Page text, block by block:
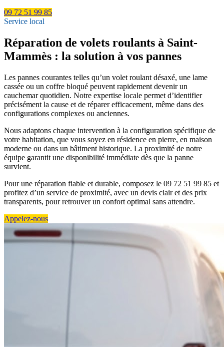
09 72 51 99 85
Service local
Réparation de volets roulants à Saint-
Mammès : la solution à vos pannes
Les pannes courantes telles qu’un volet roulant désaxé, une lame
cassée ou un coffre bloqué peuvent rapidement devenir un
cauchemar quotidien. Notre expertise locale permet d’identifier
précisément la cause et de réparer efficacement, même dans des
configurations complexes ou anciennes.
Nous adaptons chaque intervention à la configuration spécifique de
votre habitation, que vous soyez en résidence en pierre, en maison
moderne ou dans un bâtiment historique. La proximité de notre
équipe garantit une disponibilité immédiate dès que la panne
survient.
Pour une réparation fiable et durable, composez le 09 72 51 99 85 et
profitez d’un service de proximité, avec un devis clair et des prix
transparents, pour retrouver un confort optimal sans attendre.
Appelez-nous